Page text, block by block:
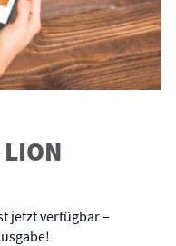
jetzt verfügbar –